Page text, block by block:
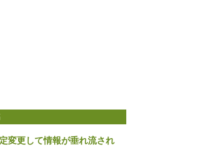
変更して情報が垂れ流され